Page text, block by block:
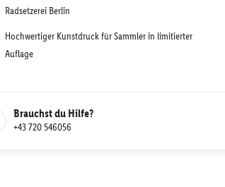
Radsetzerei Berlin
Hochwertiger Kunstdruck für Sammler in limitierter
Auflage
Brauchst du Hilfe?
+43 720 546056